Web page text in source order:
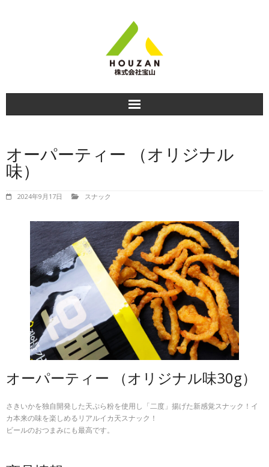
商品紹介
商品のお知らせ
会社情報
お問い合わせ
プライバシーポリシー
オーパーティー （オリジナル
味）
2024年9月17日 スナック
オーパーティー （オリジナル味30g）
さきいかを独自開発した天ぷら粉を使用し「二度」揚げた新感覚スナック！イ
カ本来の味を楽しめるリアルイカ天スナック！
ビールのおつまみにも最高です。